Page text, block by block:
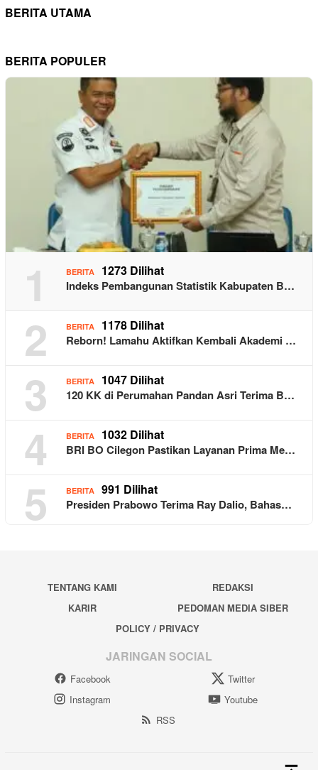
BERITA UTAMA
BERITA POPULER
1 BERITA 1273 Dilihat
Indeks Pembangunan Statistik Kabupaten B…
2 BERITA 1178 Dilihat
Reborn! Lamahu Aktifkan Kembali Akademi …
3 BERITA 1047 Dilihat
120 KK di Perumahan Pandan Asri Terima B…
4 BERITA 1032 Dilihat
BRI BO Cilegon Pastikan Layanan Prima Me…
5 BERITA 991 Dilihat
Presiden Prabowo Terima Ray Dalio, Bahas…
TENTANG KAMI
REDAKSI
KARIR
PEDOMAN MEDIA SIBER
POLICY / PRIVACY
JARINGAN SOCIAL
Facebook
Twitter
Instagram
Youtube
RSS